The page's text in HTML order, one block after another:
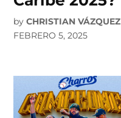
by CHRISTIAN VÁZQUEZ
FEBRERO 5, 2025